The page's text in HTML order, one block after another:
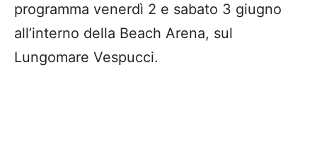
programma venerdì 2 e sabato 3 giugno
all’interno della Beach Arena, sul
Lungomare Vespucci.